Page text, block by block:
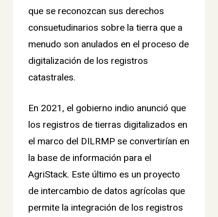
que se reconozcan sus derechos
consuetudinarios sobre la tierra que a
menudo son anulados en el proceso de
digitalización de los registros
catastrales.
En 2021, el gobierno indio anunció que
los registros de tierras digitalizados en
el marco del DILRMP se convertirían en
la base de información para el
AgriStack. Este último es un proyecto
de intercambio de datos agrícolas que
permite la integración de los registros